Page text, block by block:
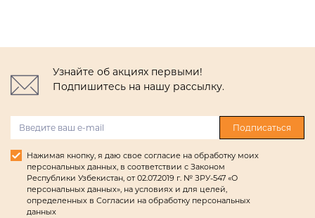
Узнайте об акциях первыми!
Подпишитесь на нашу рассылку.
Подписаться
Нажимая кнопку, я даю свое согласие на обработку моих
персональных данных, в соответствии с Законом
Республики Узбекистан, от 02.07.2019 г. № ЗРУ-547 «О
персональных данных», на условиях и для целей,
определенных в Согласии на обработку персональных
данных